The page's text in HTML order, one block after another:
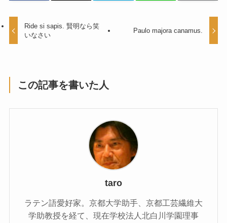
Ride si sapis. 賢明なら笑
いなさい
Paulo majora canamus.
この記事を書いた人
taro
ラテン語愛好家。京都大学助手、京都工芸繊維大
学助教授を経て、現在学校法人北白川学園理事